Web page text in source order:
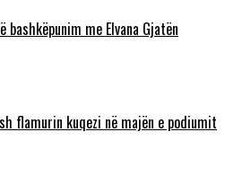
me Elvana Gjatën
flamurin kuqezi në majën e podiumit